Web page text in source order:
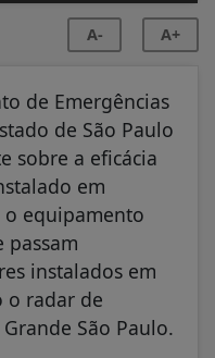
A- A+
de Emergências
de São Paulo
sobre a eficácia
em
equipamento
passam
instalados em
o radar de
São Paulo.